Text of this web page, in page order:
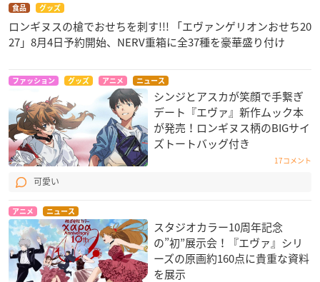
録音：住谷真
台詞演出：山田陽（サウンドチーム・ドンファン）
総監督助手：轟木一騎
アニメーションプロデューサー：杉谷勇樹
設定制作：田中隼人
プリヴィズ統括制作：川島正規
制作：スタジオカラー
配給：東宝、東映、カラー
宣伝：カラー
製作：カラー
コンセプトアートディレクター：前田真宏
監督：鶴巻和哉、中山勝一
総監督：庵野秀明
※敬称略
食品 グッズ
ロンギヌスの槍でおせちを刺す!!! 「エヴァンゲリオンおせち20
27」8月4日予約開始、NERV重箱に全37種を豪華盛り付け
ファッション グッズ アニメ ニュース
シンジとアスカが笑顔で手繋ぎ
デート『エヴァ』新作ムック本
が発売！ロンギヌス柄のBIGサイ
ズトートバッグ付き
17コメント
可愛い
アニメ ニュース
スタジオカラー10周年記念
の”初”展示会！『エヴァ』シリ
ーズの原画約160点に貴重な資料
を展示